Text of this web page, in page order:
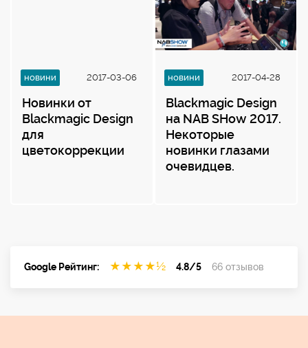
новини 2017-03-06
Новинки от
Blackmagic Design
для
цветокоррекции
новини 2017-04-28
Blackmagic Design
на NAB SHow 2017.
Некоторые
новинки глазами
очевидцев.
Google Рейтинг: ★ ★ ★ ★½ 4.8/5 66 отзывов